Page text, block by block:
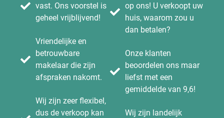
vast. Ons voorstel is
geheel vrijblijvend!
Vriendelijke en
betrouwbare
makelaar die zijn
afspraken nakomt.
Wij zijn zeer flexibel,
dus de verkoop kan
op ons! U verkoopt uw
huis, waarom zou u
dan betalen?
Onze klanten
beoordelen ons maar
liefst met een
gemiddelde van 9,6!
Wij zijn landelijk